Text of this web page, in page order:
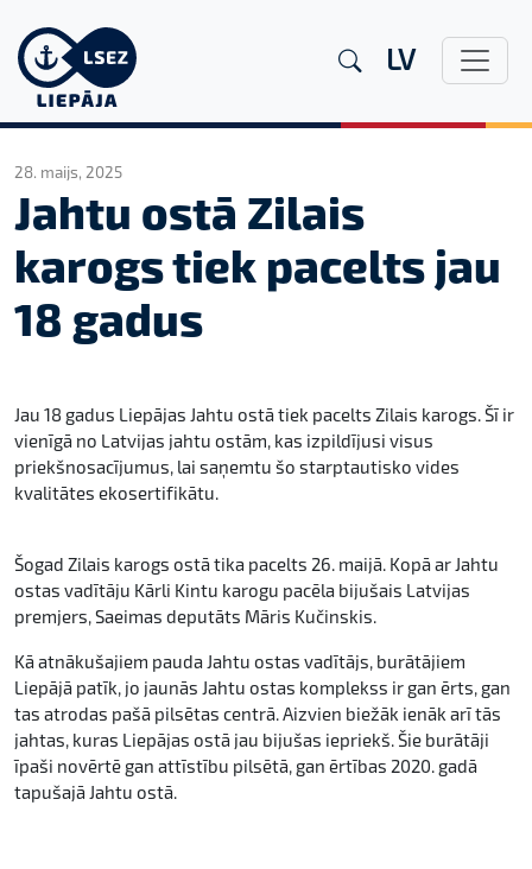
LV
28. maijs, 2025
Jahtu ostā Zilais
karogs tiek pacelts jau
18 gadus
Jau 18 gadus Liepājas Jahtu ostā tiek pacelts Zilais karogs. Šī ir
vienīgā no Latvijas jahtu ostām, kas izpildījusi visus
priekšnosacījumus, lai saņemtu šo starptautisko vides
kvalitātes ekosertifikātu.
Šogad Zilais karogs ostā tika pacelts 26. maijā. Kopā ar Jahtu
ostas vadītāju Kārli Kintu karogu pacēla bijušais Latvijas
premjers, Saeimas deputāts Māris Kučinskis.
Kā atnākušajiem pauda Jahtu ostas vadītājs, burātājiem
Liepājā patīk, jo jaunās Jahtu ostas komplekss ir gan ērts, gan
tas atrodas pašā pilsētas centrā. Aizvien biežāk ienāk arī tās
jahtas, kuras Liepājas ostā jau bijušas iepriekš. Šie burātāji
īpaši novērtē gan attīstību pilsētā, gan ērtības 2020. gadā
tapušajā Jahtu ostā.